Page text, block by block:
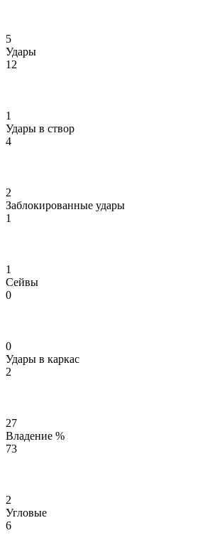
5
Удары
12
1
Удары в створ
4
2
Заблокированные удары
1
1
Сейвы
0
0
Удары в каркас
2
27
Владение %
73
2
Угловые
6